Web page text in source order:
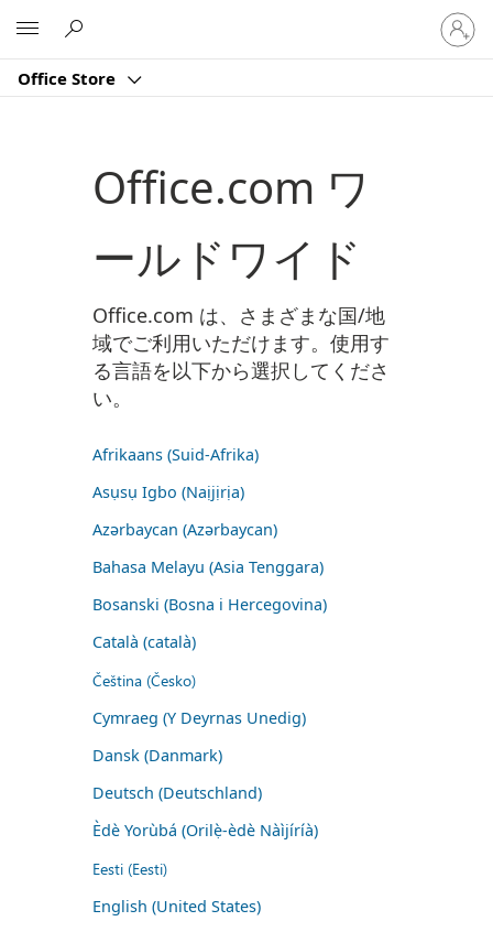
Office Store
ア
カ
ウ
Office.com ワ
ールドワイド
Office.com は、さまざまな国/地
域でご利用いただけます。使用す
る言語を以下から選択してくださ
い。
Afrikaans (Suid-Afrika)
Asụsụ Igbo (Naịjịrịa)
Azərbaycan (Azərbaycan)
Bahasa Melayu (Asia Tenggara)
Bosanski (Bosna i Hercegovina)
Català (català)
Čeština (Česko)
Cymraeg (Y Deyrnas Unedig)
Dansk (Danmark)
Deutsch (Deutschland)
Èdè Yorùbá (Orilẹ̀-èdè Nàìjíríà)
Eesti (Eesti)
English (United States)